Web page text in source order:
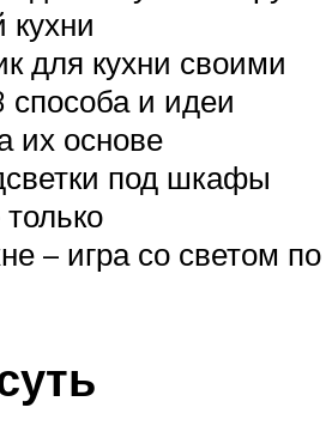
для кухни своими
способа и идеи
их основе
под шкафы
– игра со светом по